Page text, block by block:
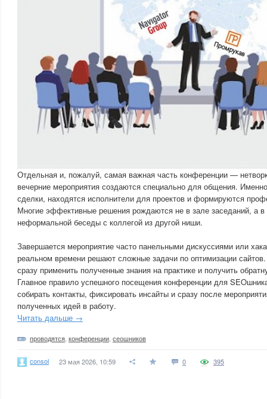
Отдельная и, пожалуй, самая важная часть конференции —
вечерние мероприятия создаются специально для общения.
сделки, находятся исполнители для проектов и формируются
Многие эффективные решения рождаются не в зале заседаний, а в
неформальной беседы с коллегой из другой ниши.
Завершается мероприятие часто панельными дискуссиями или
реальном времени решают сложные задачи по оптимизации
сразу применить полученные знания на практике и получить
Главное правило успешного посещения конференции для
собирать контакты, фиксировать инсайты и сразу после
полученных идей в работу.
Читать дальше →
проводятся конференции сеошников
consol 23 мая 2026, 10:59 0 395